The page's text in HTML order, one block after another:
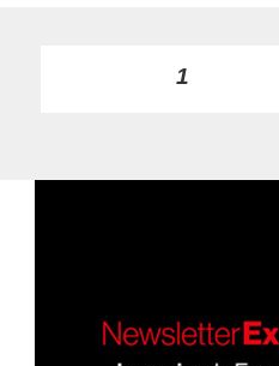
Paginación
entradas
PÁGINA1